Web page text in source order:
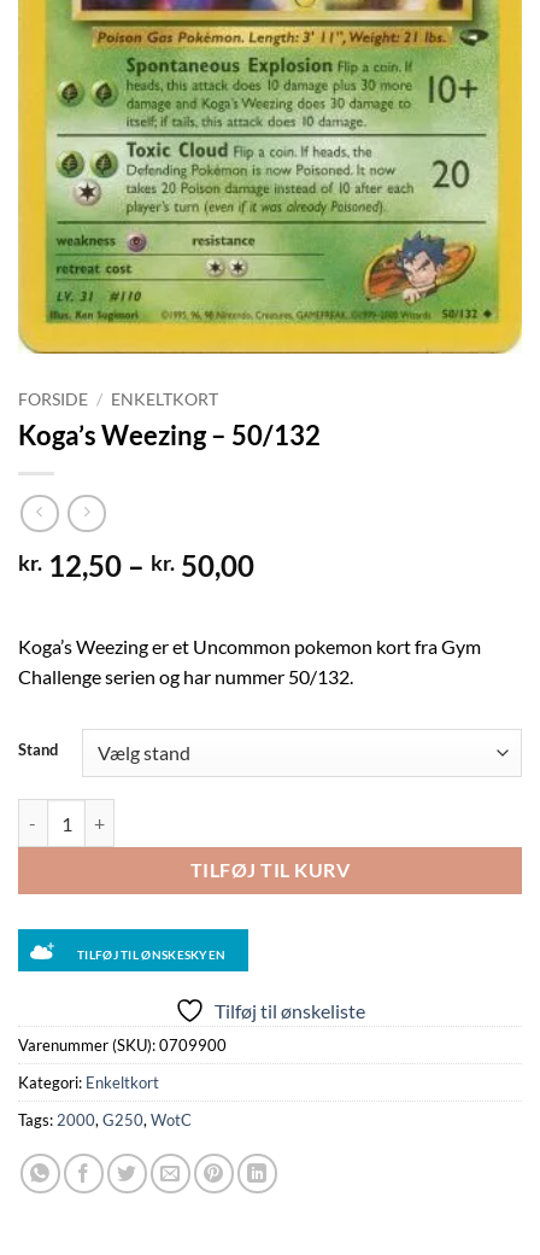
FORSIDE / ENKELTKORT
Koga’s Weezing – 50/132
kr. 12,50 – kr. 50,00Prisinterval:
kr. 50,00
Koga’s Weezing er et Uncommon pokemon kort fra Gym
Challenge serien og har nummer 50/132.
Stand
TILFØJ TIL KURV
TILFØJ TIL ØNSKESKYEN
Tilføj til ønskeliste
Varenummer (SKU):0709900
Kategori: Enkeltkort
Tags: 2000, G250, WotC